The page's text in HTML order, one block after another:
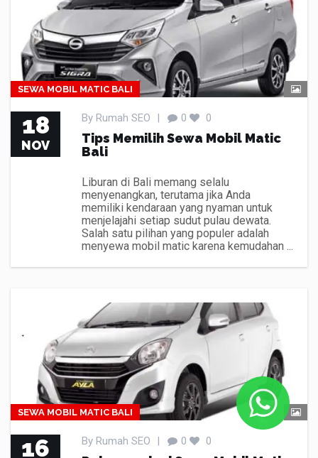
SEWA MOBIL MATIC BALI
18
NOV
By Rumah SEO | 0 0
Tips Memilih Sewa Mobil Matic
Bali
Liburan di Bali memang selalu
menyenangkan, terutama jika Anda
memiliki kendaraan yang nyaman untuk
menjelajahi setiap sudut pulau dewata.
Salah satu pilihan yang populer adalah
menyewa mobil matic karena kemudahan ...
SEWA MOBIL MATIC BALI
16 By Rumah SEO | 0 0